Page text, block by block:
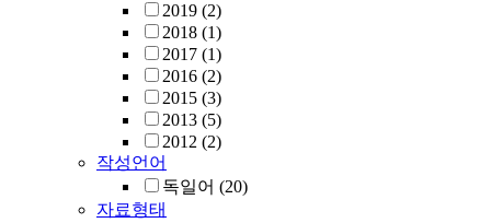
2019 (2)
2018 (1)
2017 (1)
2016 (2)
2015 (3)
2013 (5)
2012 (2)
작성언어
독일어 (20)
자료형태